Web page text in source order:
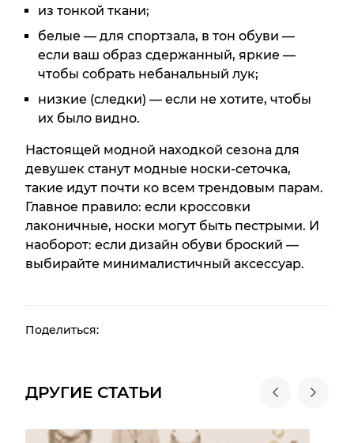
из тонкой ткани;
белые — для спортзала, в тон обуви —
если ваш образ сдержанный, яркие —
чтобы собрать небанальный лук;
низкие (следки) — если не хотите, чтобы
их было видно.
Настоящей модной находкой сезона для
девушек станут модные носки-сеточка,
такие идут почти ко всем трендовым парам.
Главное правило: если кроссовки
лаконичные, носки могут быть пестрыми. И
наоборот: если дизайн обуви броский —
выбирайте минималистичный аксессуар.
Поделиться:
ДРУГИЕ СТАТЬИ